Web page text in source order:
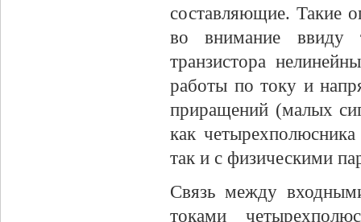
составляющие. Такие
во внимание ввиду
транзистора
работы по току и
приращений (малых
как
так и с физическими
Связь между
токами